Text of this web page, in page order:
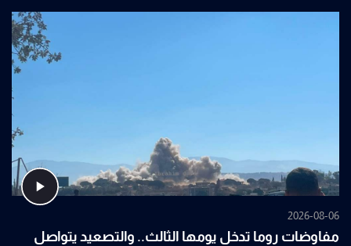
2026-08-06
مفاوضات روما تدخل يومها الثالث.. والتصعيد يتواصل